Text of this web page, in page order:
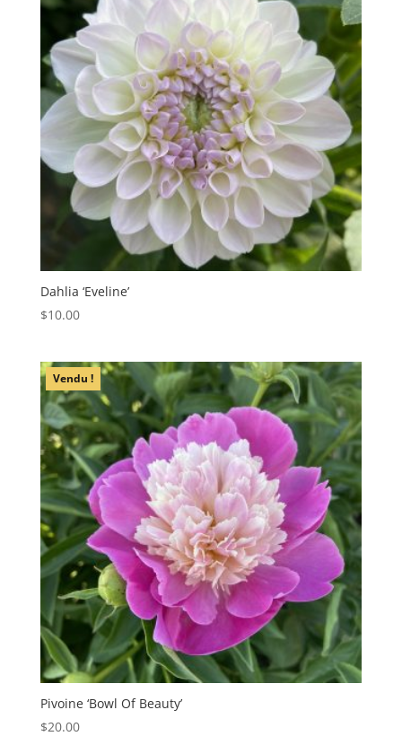
Dahlia ‘Eveline’
$10.00
Vendu !
Pivoine ‘Bowl Of Beauty’
$20.00